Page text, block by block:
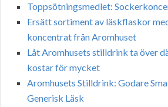
Toppsötningsmedlet:
Ersätt sortiment av läskflaskor
koncentrat från Aromhuset
Låt Aromhusets stilldrink ta över
kostar för mycket
Aromhusets Stilldrink: Godare
Generisk Läsk